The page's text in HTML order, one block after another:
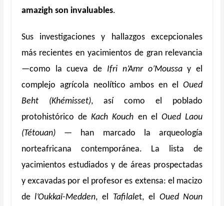
amazigh son invaluables.
Sus investigaciones y hallazgos excepcionales
más recientes en yacimientos de gran relevancia
—como la cueva de Ifri n’Amr o’Moussa y el
complejo agrícola neolítico ambos en elOued
Beht (Khémisset), así como el poblado
protohistórico de Kach Kouch en elOued Laou
(Tétouan)— han marcado la arqueología
norteafricana contemporánea. La lista de
yacimientos estudiados y de áreas prospectadas
y excavadas por el profesor es extensa: el macizo
de l’Oukkaï-Medden, el Tafilalet, el Oued Noun